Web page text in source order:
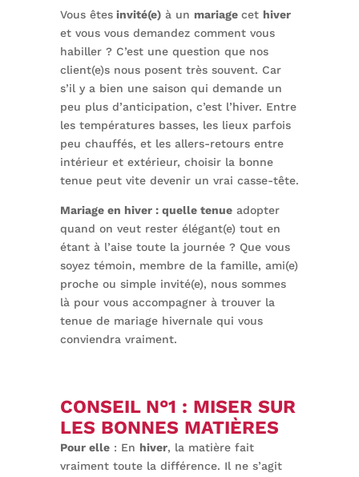
Vous êtesinvité(e)à un mariage cet hiver
et vous vous demandez comment vous
habiller ? C’est une question que nos
client(e)s nous posent très souvent. Car
s’il y a bien une saison qui demande un
peu plus d’anticipation, c’est l’hiver. Entre
les températures basses, les lieux parfois
peu chauffés, et les allers-retours entre
intérieur et extérieur, choisir la bonne
tenue peut vite devenir un vrai casse-tête.
Mariage en hiver : quelle tenueadopter
quand on veut rester élégant(e) tout en
étant à l’aise toute la journée ? Que vous
soyez témoin, membre de la famille, ami(e)
proche ou simple invité(e), nous sommes
là pour vous accompagner à trouver la
tenue de mariage hivernale qui vous
conviendra vraiment.
CONSEIL N°1 : MISER SUR
LES BONNES MATIÈRES
Pour elle: En hiver, la matière fait
vraiment toute la différence. Il ne s’agit